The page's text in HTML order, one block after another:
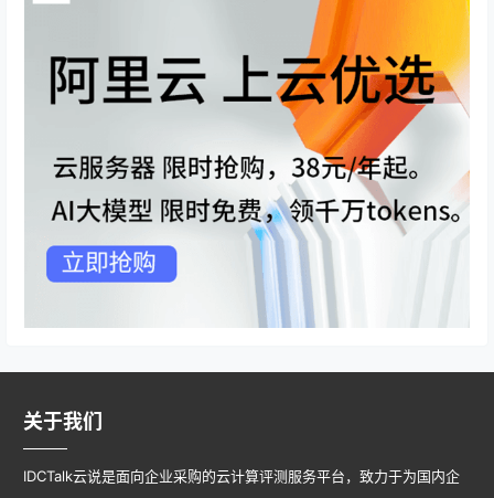
关于我们
IDCTalk云说是面向企业采购的云计算评测服务平台，致力于为国内企